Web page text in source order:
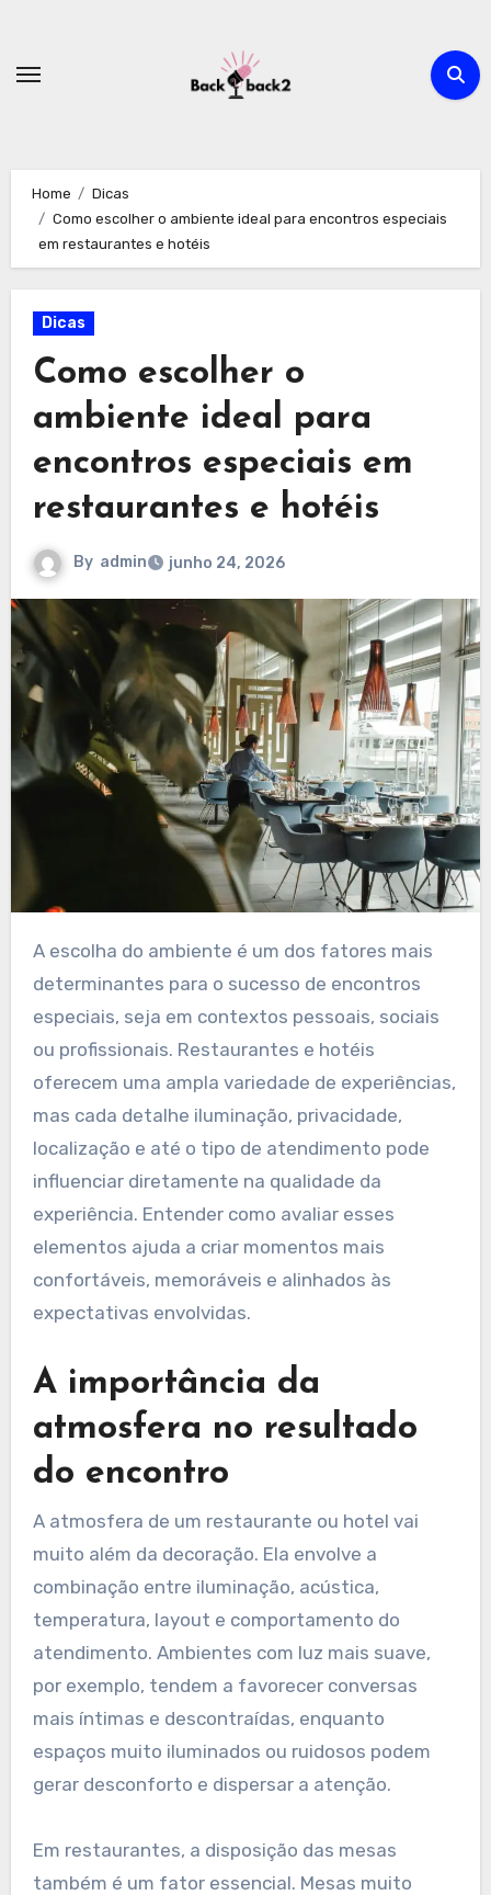
content
Home
Dicas
Como escolher o ambiente ideal para encontros especiais
em restaurantes e hotéis
Dicas
Como escolher o
ambiente ideal para
encontros especiais em
restaurantes e hotéis
By admin junho 24, 2026
A escolha do ambiente é um dos fatores mais
determinantes para o sucesso de encontros
especiais, seja em contextos pessoais, sociais
ou profissionais. Restaurantes e hotéis
oferecem uma ampla variedade de experiências,
mas cada detalhe iluminação, privacidade,
localização e até o tipo de atendimento pode
influenciar diretamente na qualidade da
experiência. Entender como avaliar esses
elementos ajuda a criar momentos mais
confortáveis, memoráveis e alinhados às
expectativas envolvidas.
A importância da
atmosfera no resultado
do encontro
A atmosfera de um restaurante ou hotel vai
muito além da decoração. Ela envolve a
combinação entre iluminação, acústica,
temperatura, layout e comportamento do
atendimento. Ambientes com luz mais suave,
por exemplo, tendem a favorecer conversas
mais íntimas e descontraídas, enquanto
espaços muito iluminados ou ruidosos podem
gerar desconforto e dispersar a atenção.
Em restaurantes, a disposição das mesas
também é um fator essencial. Mesas muito